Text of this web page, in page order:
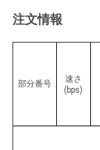
要
し
注文情報
部分番号
速さ
(bps)